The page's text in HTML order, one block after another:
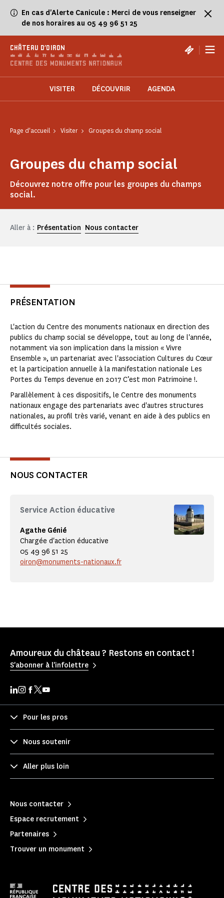
En cas d'Alerte Canicule : Merci de vous renseigner
de nos horaires au 05 49 96 51 25
CHÂTEAU D'OIRON |
VISITER DÉCOUVRIR AGENDA
Page d'accueil Visiter Groupes du champ social
Groupes du champ social
Découvrez notre offre pour les groupes du champs
social.
Aller à : Présentation Nous contacter
PRÉSENTATION
L'action du Centre des monuments nationaux en direction des
publics du champ social se développe, tout au long de l'année,
notamment via son implication dans la mission « Vivre
Ensemble », un partenariat avec l'association Cultures du Cœur
et la participation annuelle à la manifestation nationale Les
Portes du Temps devenue en 2017 C’est mon Patrimoine !.
Parallèlement à ces dispositifs, le Centre des monuments
nationaux engage des partenariats avec d'autres structures
nationales, au profil très varié, venant en aide à des publics en
difficultés sociales.
NOUS CONTACTER
Service Action éducative
Agathe Génié
Chargée d'action éducative
05 49 96 51 25
oiron@monuments-nationaux.fr
Amoureux du château ? Restons en contact !
S'abonner à l'infolettre
Pour les pros
Nous soutenir
Aller plus loin
Nous contacter
Espace recrutement
Partenaires
Trouver un monument